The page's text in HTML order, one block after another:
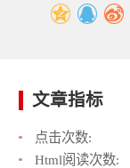
文章指标
点击次数:
Html阅读次数: